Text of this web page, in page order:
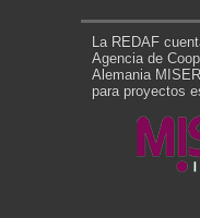
La REDAF
Agencia de
Alemania
para proyectos